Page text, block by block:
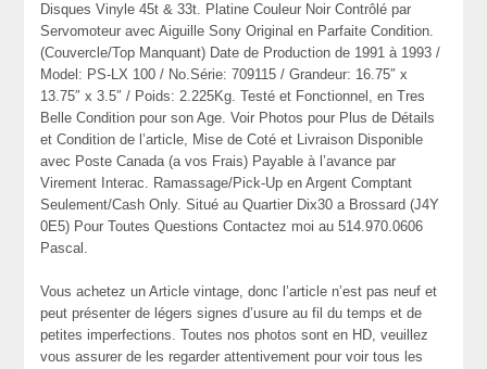
Disques Vinyle 45t & 33t. Platine Couleur Noir Contrôlé par
Servomoteur avec Aiguille Sony Original en Parfaite Condition.
(Couvercle/Top Manquant) Date de Production de 1991 à 1993 /
Model: PS-LX 100 / No.Série: 709115 / Grandeur: 16.75″ x
13.75″ x 3.5″ / Poids: 2.225Kg. Testé et Fonctionnel, en Tres
Belle Condition pour son Age. Voir Photos pour Plus de Détails
et Condition de l’article, Mise de Coté et Livraison Disponible
avec Poste Canada (a vos Frais) Payable à l’avance par
Virement Interac. Ramassage/Pick-Up en Argent Comptant
Seulement/Cash Only. Situé au Quartier Dix30 a Brossard (J4Y
0E5) Pour Toutes Questions Contactez moi au 514.970.0606
Pascal.
Vous achetez un Article vintage, donc l’article n’est pas neuf et
peut présenter de légers signes d’usure au fil du temps et de
petites imperfections. Toutes nos photos sont en HD, veuillez
vous assurer de les regarder attentivement pour voir tous les